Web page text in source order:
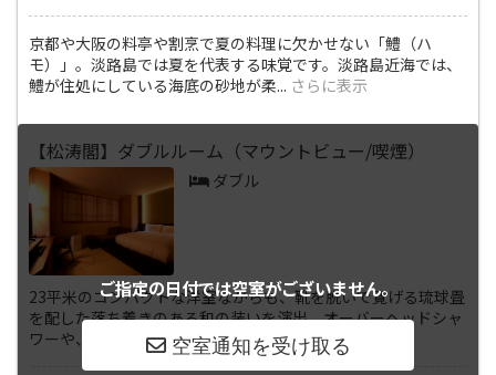
京都や大阪の料亭や割烹で夏の料理に欠かせない「鱧（ハ
モ）」。淡路島では夏を代表する味覚です。淡路島近海では、
鱧が住処にしている海底の砂地が柔... さらに表示
ご指定の日付では空室がございません。
【松涛閣】ダブルルーム（マウントビュー/喫煙）
ダブル
23平米のコンパクトな洋室ながらも、靴を脱いで寛げる琉球畳
を配した落ち着きのある和の装いを演出。オーバーヘッドシャ
ワーや、ピロートップを備え...さらに表示